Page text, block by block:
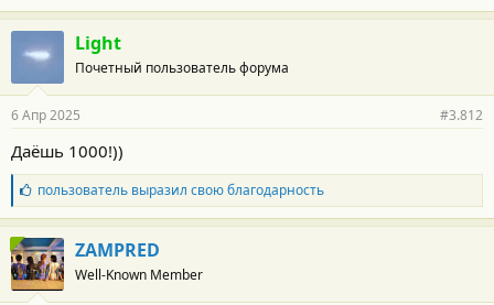
Light
Почетный пользователь форума
6 Апр 2025 #3.812
Даёшь 1000!))
Б
л
а
г
о
д
а
пользовательвыразил свою благодарность
ZAMPRED
Well-Known Member